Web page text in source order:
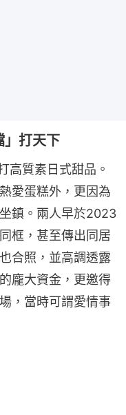
」打天下
高質素日式甜品。
愛蛋糕外，更因為
鎮。兩人早於2023
框，甚至傳出同居
合照，並高調透露
龐大資金，更邀得
，當時可謂愛情事